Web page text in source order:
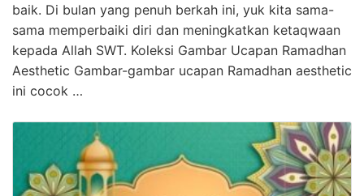
baik. Di bulan yang penuh berkah ini, yuk kita sama-
sama memperbaiki diri dan meningkatkan ketaqwaan
kepada Allah SWT. Koleksi Gambar Ucapan Ramadhan
Aesthetic Gambar-gambar ucapan Ramadhan aesthetic
ini cocok …